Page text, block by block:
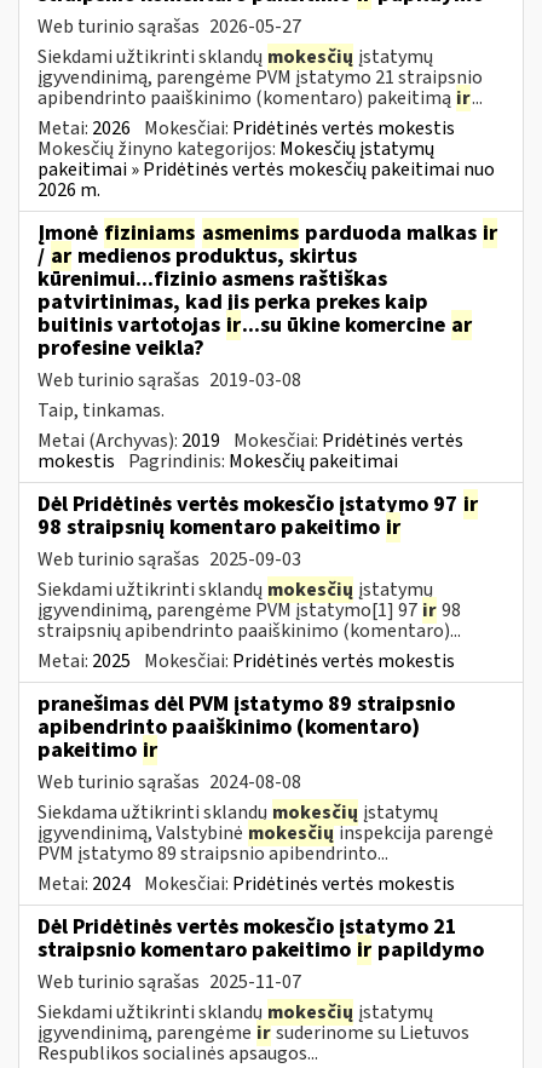
Web turinio sąrašas 2026-05-27
Siekdami užtikrinti sklandų mokesčių įstatymų
įgyvendinimą, parengėme PVM įstatymo 21 straipsnio
apibendrinto paaiškinimo (komentaro) pakeitimą ir...
Metai: 2026 Mokesčiai: Pridėtinės vertės mokestis
Mokesčių žinyno kategorijos: Mokesčių įstatymų
pakeitimai » Pridėtinės vertės mokesčių pakeitimai nuo
2026 m.
Įmonė fiziniams asmenims parduoda malkas ir
/ ar medienos produktus, skirtus
kūrenimui...fizinio asmens raštiškas
patvirtinimas, kad jis perka prekes kaip
buitinis vartotojas ir...su ūkine komercine ar
profesine veikla?
Web turinio sąrašas 2019-03-08
Taip, tinkamas.
Metai (Archyvas): 2019 Mokesčiai: Pridėtinės vertės
mokestis Pagrindinis: Mokesčių pakeitimai
Dėl Pridėtinės vertės mokesčio įstatymo 97 ir
98 straipsnių komentaro pakeitimo ir
Web turinio sąrašas 2025-09-03
Siekdami užtikrinti sklandų mokesčių įstatymų
įgyvendinimą, parengėme PVM įstatymo[1] 97 ir98
straipsnių apibendrinto paaiškinimo (komentaro)...
Metai: 2025 Mokesčiai: Pridėtinės vertės mokestis
pranešimas dėl PVM įstatymo 89 straipsnio
apibendrinto paaiškinimo (komentaro)
pakeitimo ir
Web turinio sąrašas 2024-08-08
Siekdama užtikrinti sklandų mokesčių įstatymų
įgyvendinimą, Valstybinė mokesčiųinspekcija parengė
PVM įstatymo 89 straipsnio apibendrinto...
Metai: 2024 Mokesčiai: Pridėtinės vertės mokestis
Dėl Pridėtinės vertės mokesčio įstatymo 21
straipsnio komentaro pakeitimo ir papildymo
Web turinio sąrašas 2025-11-07
Siekdami užtikrinti sklandų mokesčių įstatymų
įgyvendinimą, parengėme irsuderinome su Lietuvos
Respublikos socialinės apsaugos...